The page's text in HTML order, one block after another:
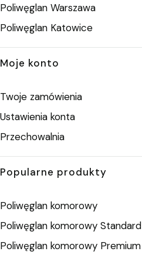
Poliwęglan Warszawa
Poliwęglan Katowice
Moje konto
Twoje zamówienia
Ustawienia konta
Przechowalnia
Popularne produkty
Poliwęglan komorowy
Poliwęglan komorowy Standard
Poliwęglan komorowy Premium